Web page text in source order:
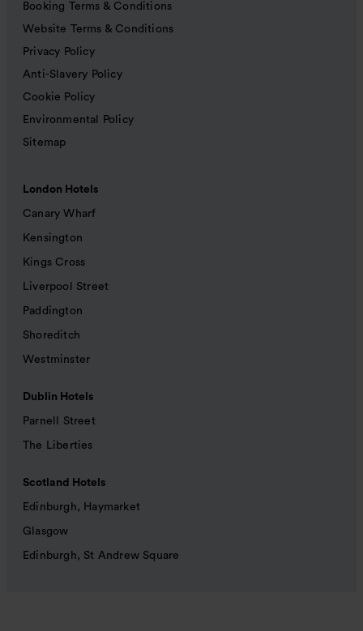
Booking Terms & Conditions
Website Terms & Conditions
Privacy Policy
Anti-Slavery Policy
Cookie Policy
Environmental Policy
Sitemap
London Hotels
Canary Wharf
Kensington
Kings Cross
Liverpool Street
Paddington
Shoreditch
Westminster
Dublin Hotels
Parnell Street
The Liberties
Scotland Hotels
Edinburgh, Haymarket
Glasgow
Edinburgh, St Andrew Square